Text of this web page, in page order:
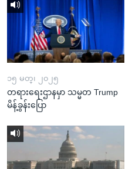
၁၅ မတ္၊ ၂၀၂၅
တရားရေးဌာနမှာ သမ္မတ Trump
မိန့်ခွန်းပြော